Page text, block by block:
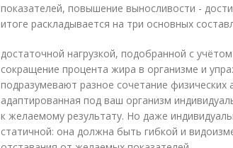
показателей, повышение выносливости -
итоге раскладывается на три основных
достаточной нагрузкой, подобранной с
сокращение процента жира в организме и
подразумевают разное сочетание физических
адаптированная под ваш организм
к желаемому результату. Но даже
статичной: она должна быть гибкой и